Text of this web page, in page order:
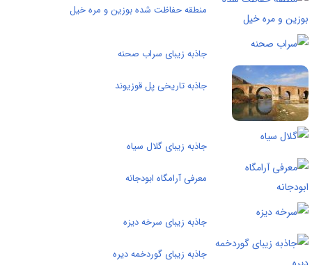
منطقه حفاظت شده بوزین و مره خیل
جاذبه زیبای سراب صحنه
جاذبه تاریخی پل قوزیوند
جاذبه زیبای گلال سیاه
معرفی آرامگاه ابودجانه
جاذبه زیبای سرخه دیزه
جاذبه زیبای گوردخمه دیره